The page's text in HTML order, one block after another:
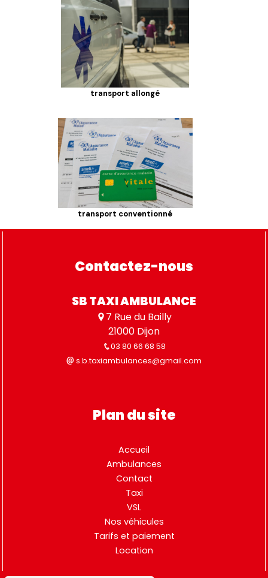
transport allongé
transport conventionné
Contactez-nous
SB TAXI AMBULANCE
7 Rue du Bailly
21000 Dijon
03 80 66 68 58
s.b.taxiambulances@gmail.com
Plan du site
Accueil
Ambulances
Contact
Taxi
VSL
Nos véhicules
Tarifs et paiement
Location